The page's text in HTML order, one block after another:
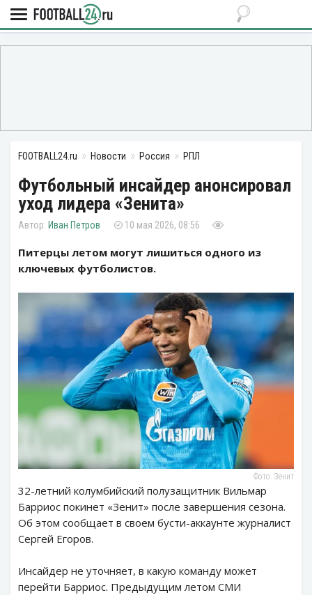
FOOTBALL24.ru Новости Россия РПЛ
Футбольный инсайдер анонсировал
уход лидера «Зенита»
Иван Петров 10 мая 2026, 08:56
Питерцы летом могут лишиться одного из
ключевых футболистов.
Фото: Зенит
32-летний колумбийский полузащитник Вильмар
Барриос покинет «Зенит» после завершения сезона.
Об этом сообщает в своем бусти-аккаунте журналист
Сергей Егоров.
Инсайдер не уточняет, в какую команду может
перейти Барриос. Предыдущим летом СМИ